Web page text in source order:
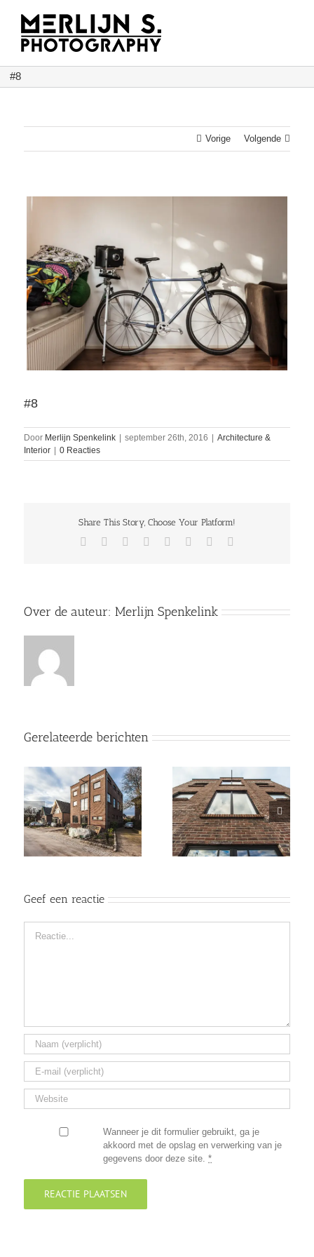
inhoud
#8
Vorige Volgende
#8
Door Merlijn Spenkelink september 26th, 2016
Architecture &
Interior
0 Reacties
Share This Story, Choose Your Platform!
Facebook
TwitterReddit LinkedIn
TumblrPinterest
Over de auteur: Merlijn Spenkelink
Gerelateerde berichten
Geef een reactie
Wanneer je dit formulier gebruikt, ga je
akkoord met de opslag en verwerking van je
gegevens door deze site.*